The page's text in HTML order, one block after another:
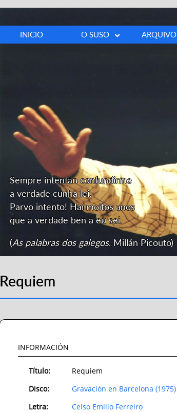
INICIO
O SUSO
ARQUIVO
Sempre intentan confundirme
a verdade cunha lei.
Parvo intento! Hai moitos anos
que a verdade ben a eu sei.
(As palabras dos galegos. Millán Picouto)
Requiem
INFORMACIÓN
Título:
Requiem
Disco:
Gravación en Barcelona (1975)
Letra:
Celso Emilio Ferreiro